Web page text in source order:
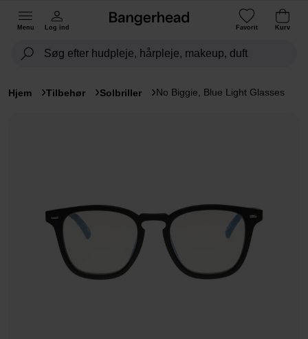
Menu Log ind Favorit Kurv
Hjem Tilbehør Solbriller No Biggie, Blue Light Glasses